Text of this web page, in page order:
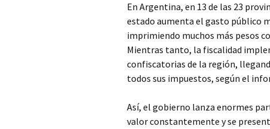
En Argentina, en 13 de las 23
estado aumenta el gasto público
imprimiendo muchos más pesos
Mientras tanto, la fiscalidad
confiscatorias de la región,
todos sus impuestos, según el
Así, el gobierno lanza enormes
valor constantemente y se